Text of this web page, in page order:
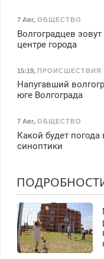
7 Авг, ОБЩЕСТВО
Волгоградцев
центре города
15:19, ПРОИСШЕСТВИЯ
Напугавший
юге Волгограда
7 Авг, ОБЩЕСТВО
Какой будет погода
синоптики